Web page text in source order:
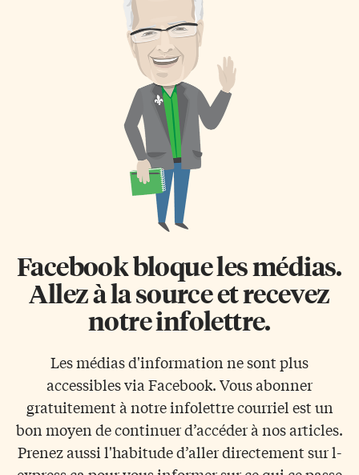
canadienne à Mexico. Marie-
Josée Therrien, professeure au
Collège Glendon et à OCAD,
souligne bien ces aspects
contradictoires dans l’ouvrage
ambassades construites par le
Canada. C’est un type d’édifice
relativement jeune, à plus forte
qui seront débattus, espérons-
le. Au nombre de ces enjeux,
plusieurs sont économiques et
fiscaux. Ainsi, souhaitons un
débat sur la répartition de la
richesse au Canada. Le
gouvernement Martin entend
dégager […]
Facebook bloque les médias.
Allez à la source et recevez
notre infolettre.
Les médias d'information ne sont plus
accessibles via Facebook. Vous abonner
gratuitement à notre infolettre courriel est un
bon moyen de continuer d’accéder à nos articles.
Prenez aussi l'habitude d’aller directement sur l-